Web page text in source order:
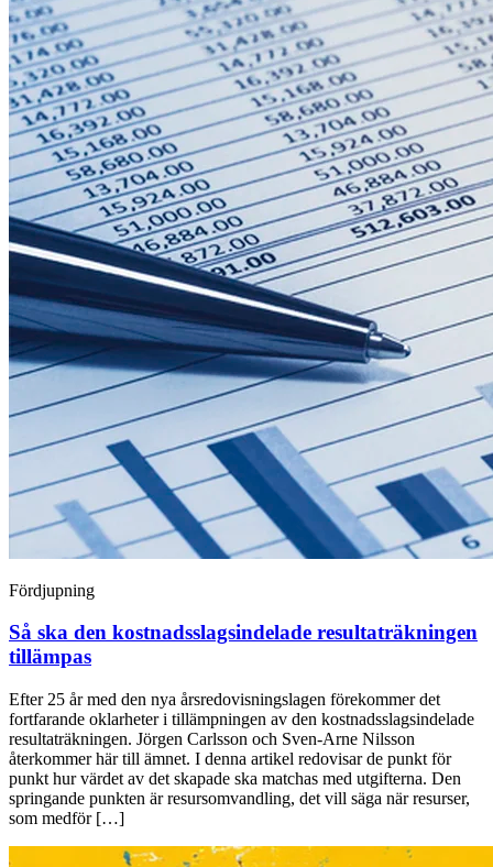
Fördjupning
Så ska den kostnadsslagsindelade resultaträkningen
tillämpas
Efter 25 år med den nya årsredovisningslagen förekommer det
fortfarande oklarheter i tillämpningen av den kostnadsslagsindelade
resultaträkningen. Jörgen Carlsson och Sven-Arne Nilsson
återkommer här till ämnet. I denna artikel redovisar de punkt för
punkt hur värdet av det skapade ska matchas med utgifterna. Den
springande punkten är resursomvandling, det vill säga när resurser,
som medför […]